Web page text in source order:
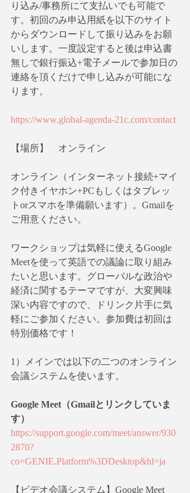
り込み/事務所にて支払いでも可能で
す。初回のみ申込用紙を以下のサイト
からダウンロードして振り込みをお願
いします。一度設定すると後は申込書
無しで銀行振込+電子メールで参加日の
連絡を頂くだけで申し込みが可能にな
ります。
https://www.global-agenda-21c.com/contact
【場所】　オンライン
オンライン（インターネット接続+マイ
ク付きイヤホン+PCもしくはタブレッ
トorスマホを準備願います）。Gmailを
ご用意ください。
ワークショップは気軽に使えるGoogle
Meetを使って英語での議論に取り組み
たいと思います。グローバルな政治や
経済に関するテーマですが、大変興味
深い内容ですので、ドリンク片手に気
軽にご参加ください。参加費は初回は
特別価格です！
1）メインでは以下の二つのオンライン
会議システムを使います。
Google Meet（Gmailとリンクしていま
す）
https://support.google.com/meet/answer/930
2870?
co=GENIE.Platform%3DDesktop&hl=ja
【ビデオ会議システム】Google Meet